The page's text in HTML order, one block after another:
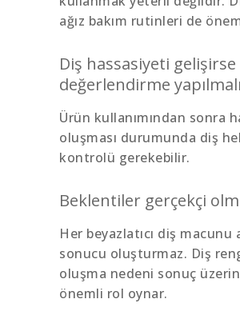
ağız bakım rutinleri de
Diş hassasiyeti gelişirse
değerlendirme
Ürün kullanımından sonra
oluşması durumunda diş
kontrolü gerekebilir.
Beklentiler gerçekçi
Her beyazlatıcı diş macunu
sonucu oluşturmaz. Diş
oluşma nedeni sonuç
önemli rol oynar.